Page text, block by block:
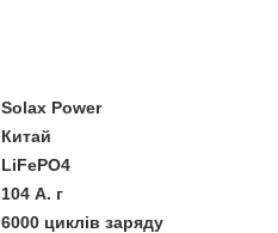
Solax Power
Китай
LiFePO4
104 А. г
6000 циклів заряду